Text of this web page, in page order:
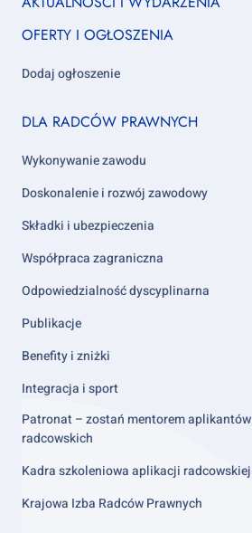
1
OFERTY I OGŁOSZENIA
Dodaj ogłoszenie
Footer
2
DLA RADCÓW PRAWNYCH
Wykonywanie zawodu
Doskonalenie i rozwój zawodowy
Składki i ubezpieczenia
Współpraca zagraniczna
Odpowiedzialność dyscyplinarna
Publikacje
Benefity i zniżki
Integracja i sport
Patronat – zostań mentorem aplikantów
radcowskich
Kadra szkoleniowa aplikacji radcowskiej
Krajowa Izba Radców Prawnych